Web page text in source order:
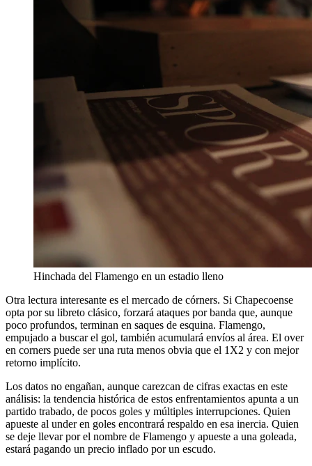
Hinchada del Flamengo en un estadio lleno
Otra lectura interesante es el mercado de córners. Si Chapecoense
opta por su libreto clásico, forzará ataques por banda que, aunque
poco profundos, terminan en saques de esquina. Flamengo,
empujado a buscar el gol, también acumulará envíos al área. El over
en corners puede ser una ruta menos obvia que el 1X2 y con mejor
retorno implícito.
Los datos no engañan, aunque carezcan de cifras exactas en este
análisis: la tendencia histórica de estos enfrentamientos apunta a un
partido trabado, de pocos goles y múltiples interrupciones. Quien
apueste al under en goles encontrará respaldo en esa inercia. Quien
se deje llevar por el nombre de Flamengo y apueste a una goleada,
estará pagando un precio inflado por un escudo.